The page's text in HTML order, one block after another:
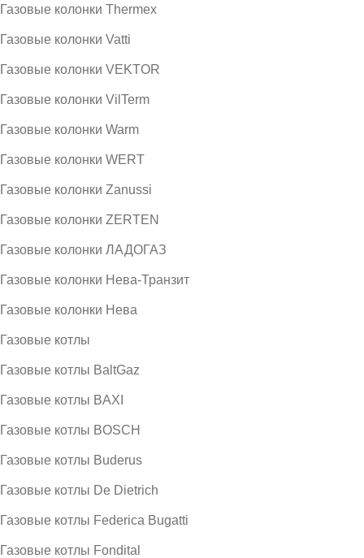
Газовые колонки Thermex
Газовые колонки Vatti
Газовые колонки VEKTOR
Газовые колонки VilTerm
Газовые колонки Warm
Газовые колонки WERT
Газовые колонки Zanussi
Газовые колонки ZERTEN
Газовые колонки ЛАДОГАЗ
Газовые колонки Нева-Транзит
Газовые колонки Нева
Газовые котлы
Газовые котлы BaltGaz
Газовые котлы BAXI
Газовые котлы BOSCH
Газовые котлы Buderus
Газовые котлы De Dietrich
Газовые котлы Federica Bugatti
Газовые котлы Fondital